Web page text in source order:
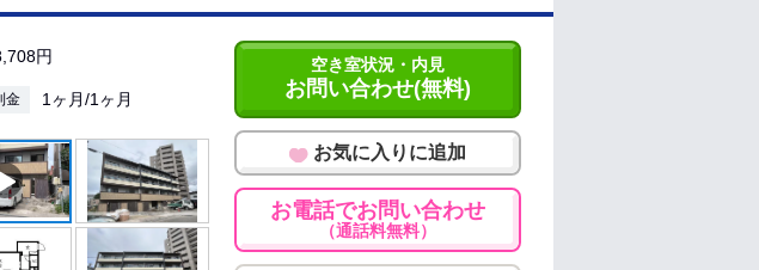
円
金 1ヶ月/1ヶ月
空き室状況・内見
お問い合わせ(無料)
お気に入りに追加
お電話でお問い合わせ
（通話料無料）